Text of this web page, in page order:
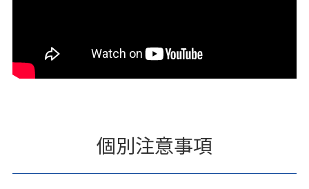
個別注意事項